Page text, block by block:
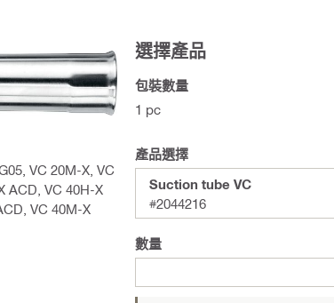
VC 20M-X, VC
ACD, VC 40H-X
VC 40M-X
選擇產品
包裝數量
1 pc
產品選擇
Suction tube VC
#2044216
數量